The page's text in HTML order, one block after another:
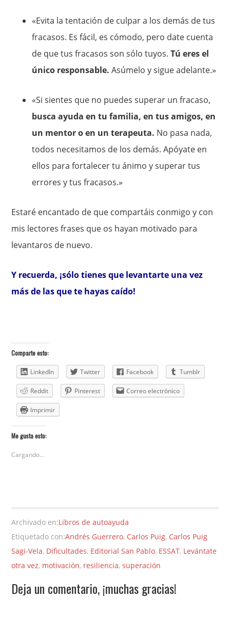
«Evita la tentación de culpar a los demás de tus
fracasos. Es fácil, es cómodo, pero date cuenta
de que tus fracasos son sólo tuyos.Tú eres el
único responsable. Asúmelo y sigue adelante.»
«Si sientes que no puedes superar un fracaso,
busca ayuda en tu familia, en tus amigos, en
un mentor o en un terapeuta. No pasa nada,
todos necesitamos de los demás. Apóyate en
ellos para fortalecer tu ánimo y superar tus
errores y tus fracasos.»
Estaré encantado de que compartáis conmigo y con
mis lectores frases que os hayan motivado para
levantaros de nuevo.
Y recuerda, ¡sólo tienes que levantarte una vez
más de las que te hayas caído!
Comparte esto:
LinkedIn Twitter Facebook Tumblr
Reddit Pinterest Correo electrónico
Imprimir
Me gusta esto:
Cargando...
Archivado en:Libros de autoayuda
Etiquetado con:Andrés Guerrero, Carlos Puig, Carlos Puig
Sagi-Vela, Dificultades, Editorial San Pablo, ESSAT, Levántate
otra vez, motivación, resiliencia,superación
Deja un comentario, ¡muchas gracias!